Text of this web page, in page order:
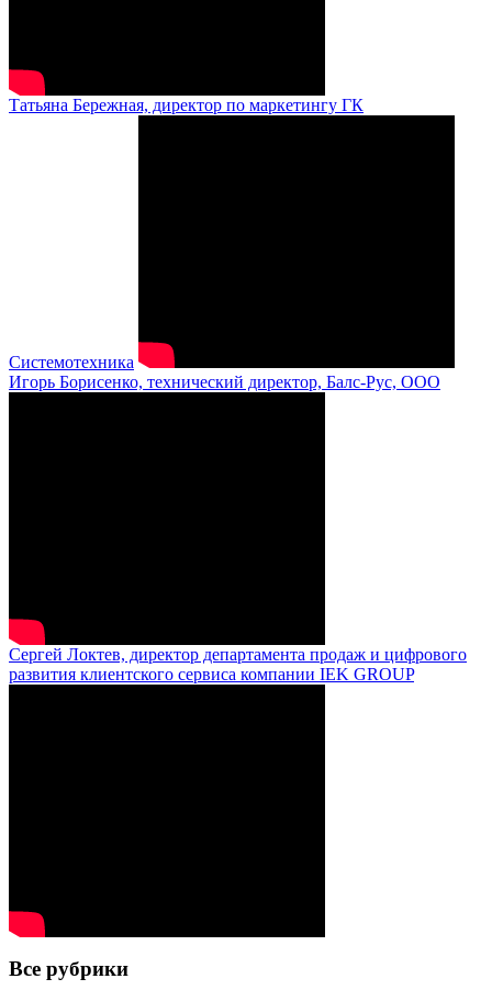
Татьяна Бережная, директор по маркетингу ГК
Системотехника
Игорь Борисенко, технический директор, Балс-Рус, ООО
Сергей Локтев, директор департамента продаж и цифрового
развития клиентского сервиса компании IEK GROUP
Все рубрики